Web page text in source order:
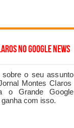
no Google News
o seu assunto
Montes Claros
o Grande Google
com isso.